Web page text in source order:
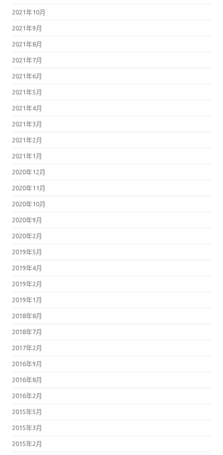
2021年10月
2021年9月
2021年8月
2021年7月
2021年6月
2021年5月
2021年4月
2021年3月
2021年2月
2021年1月
2020年12月
2020年11月
2020年10月
2020年9月
2020年2月
2019年5月
2019年4月
2019年2月
2019年1月
2018年8月
2018年7月
2017年2月
2016年9月
2016年8月
2016年2月
2015年5月
2015年3月
2015年2月